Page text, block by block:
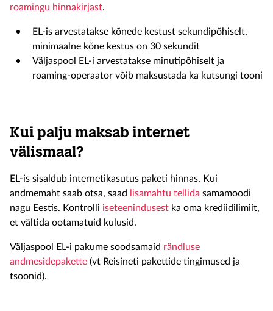
roamingu hinnakirjast.
EL-is arvestatakse kõnede kestust sekundipõhiselt,
minimaalne kõne kestus on 30 sekundit
Väljaspool EL-i arvestatakse minutipõhiselt ja
roaming-operaator võib maksustada ka kutsungi tooni
Kui palju maksab internet
välismaal?
EL-is sisaldub internetikasutus paketi hinnas. Kui
andmemaht saab otsa, saad
lisamahtu tellida samamoodi
nagu Eestis. Kontrolli iseteenindusest ka oma krediidilimiit,
et vältida ootamatuid kulusid.
Väljaspool EL-i pakume soodsamaid rändluse
andmesidepakette (vt Reisineti pakettide tingimused ja
tsoonid).